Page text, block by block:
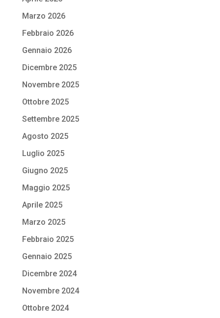
Marzo 2026
Febbraio 2026
Gennaio 2026
Dicembre 2025
Novembre 2025
Ottobre 2025
Settembre 2025
Agosto 2025
Luglio 2025
Giugno 2025
Maggio 2025
Aprile 2025
Marzo 2025
Febbraio 2025
Gennaio 2025
Dicembre 2024
Novembre 2024
Ottobre 2024